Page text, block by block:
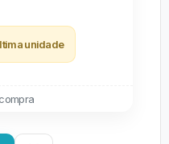
unidade